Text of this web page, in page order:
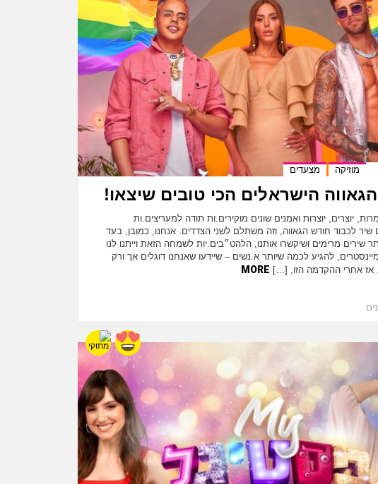
מוזיקה מצעדים
יוצרים, יוצרות ואמנים שונים מוקירים.ות תודה למעריצים.ות
שיר לכבוד חודש הגאווה, וזה משתלם לשני הצדדים. אנחנו, כמובן, בעד
שירים מרימים ושיקשרו אותנו, הלהט״בים.יות לשמחה הזאת וייתנו לנו
להגיע לכמה שיותר א.נשים – שיידעו שאנחנו דוגלים אך ורק
אז אחרי ההקדמה הזו, […] MORE